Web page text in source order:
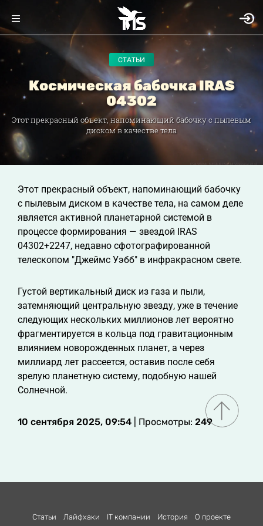
СТАТЬИ
Космическая бабочка IRAS
04302
Этот прекрасный объект, напоминающий бабочку с пылевым
диском в качестве тела
Этот прекрасный объект, напоминающий бабочку
с пылевым диском в качестве тела, на самом деле
является активной планетарной системой в
процессе формирования — звездой IRAS
04302+2247, недавно сфотографированной
телескопом "Джеймс Уэбб" в инфракрасном свете.
Густой вертикальный диск из газа и пыли,
затемняющий центральную звезду, уже в течение
следующих нескольких миллионов лет вероятно
фрагментируется в кольца под гравитационным
влиянием новорожденных планет, а через
миллиард лет рассеется, оставив после себя
зрелую планетную систему, подобную нашей
Солнечной.
10 сентября 2025, 09:54 | Просмотры: 249
Статьи Лайфхаки IT компании История О проекте